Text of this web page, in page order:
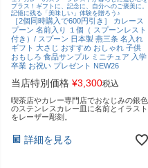
プラス！ギフトに、記念に、自分へのご褒美に。
記憶に残る「美味しい」体験を贈ろう♪
［2個同時購入で600円引き］ カレース
プーン 名前入り １個（ スプーンレスト
付き）/ スプーン 日本製 燕三条 名入れ
ギフト 大さじ おすすめ おしゃれ 子供
おもしろ 食品サンプル ミニチュア 入学
卒業 お祝い プレゼント NEW26
当店特別価格 ¥3,300税込
喫茶店やカレー専門店でおなじみの銀色
のステンレスカレー皿に名前とイラスト
をレーザー彫刻。
詳細を見る